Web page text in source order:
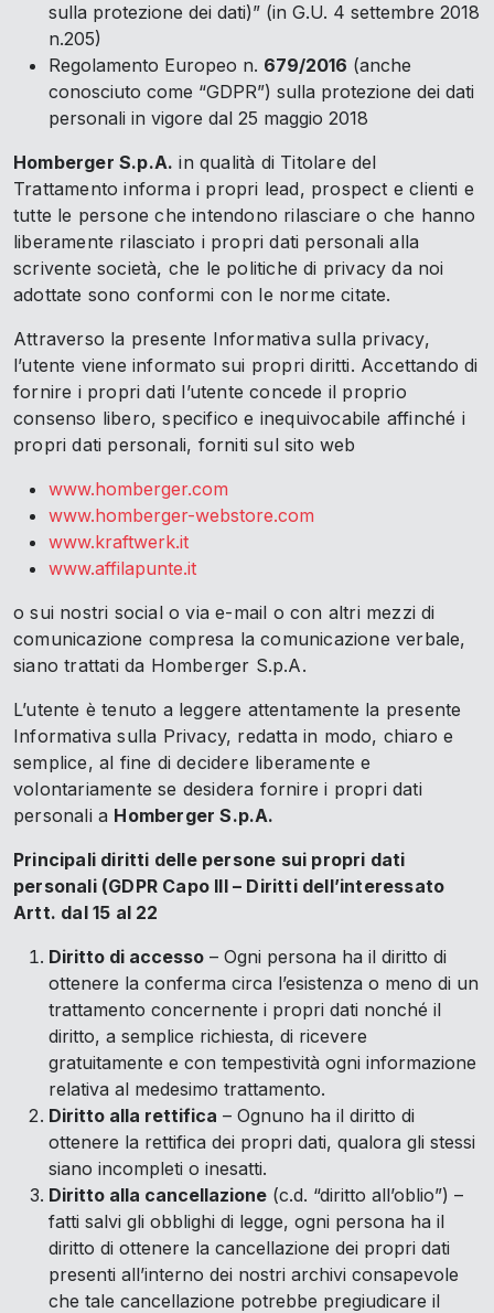
sulla protezione dei dati)” (in G.U. 4 settembre 2018
n.205)
Regolamento Europeo n. 679/2016 (anche
conosciuto come “GDPR”) sulla protezione dei dati
personali in vigore dal 25 maggio 2018
Homberger S.p.A. in qualità di Titolare del
Trattamento informa i propri lead, prospect e clienti e
tutte le persone che intendono rilasciare o che hanno
liberamente rilasciato i propri dati personali alla
scrivente società, che le politiche di privacy da noi
adottate sono conformi con le norme citate.
Attraverso la presente Informativa sulla privacy,
l’utente viene informato sui propri diritti. Accettando di
fornire i propri dati l’utente concede il proprio
consenso libero, specifico e inequivocabile affinché i
propri dati personali, forniti sul sito web
www.homberger.com
www.homberger-webstore.com
www.kraftwerk.it
www.affilapunte.it
o sui nostri social o via e-mail o con altri mezzi di
comunicazione compresa la comunicazione verbale,
siano trattati da Homberger S.p.A.
L’utente è tenuto a leggere attentamente la presente
Informativa sulla Privacy, redatta in modo, chiaro e
semplice, al fine di decidere liberamente e
volontariamente se desidera fornire i propri dati
personali a Homberger S.p.A.
Principali diritti delle persone sui propri dati
personali (GDPR Capo III – Diritti dell’interessato
Artt. dal 15 al 22
Diritto di accesso – Ogni persona ha il diritto di
ottenere la conferma circa l’esistenza o meno di un
trattamento concernente i propri dati nonché il
diritto, a semplice richiesta, di ricevere
gratuitamente e con tempestività ogni informazione
relativa al medesimo trattamento.
Diritto alla rettifica – Ognuno ha il diritto di
ottenere la rettifica dei propri dati, qualora gli stessi
siano incompleti o inesatti.
Diritto alla cancellazione (c.d. “diritto all’oblio”) –
fatti salvi gli obblighi di legge, ogni persona ha il
diritto di ottenere la cancellazione dei propri dati
presenti all’interno dei nostri archivi consapevole
che tale cancellazione potrebbe pregiudicare il